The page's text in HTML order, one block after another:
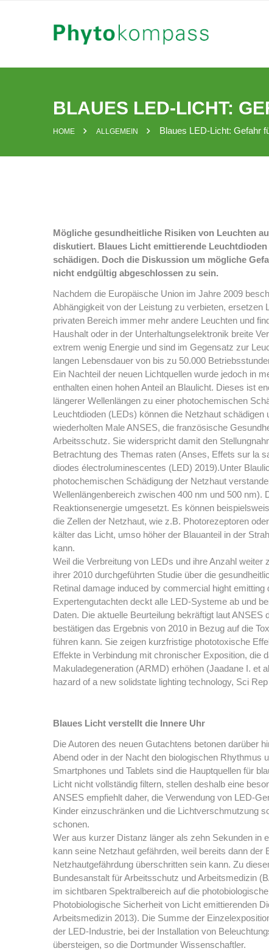
BLAUES LED-LICHT:
HOME ALLGEMEIN Blaues LED-Licht: Gefahr
Mögliche gesundheitliche Risiken von Leuchten
diskutiert. Blaues Licht emittierende
schädigen. Doch die Diskussion um mögliche
nicht endgültig abgeschlossen zu sein.
Nachdem die Europäische Union im Jahre 2009
Abhängigkeit von der Leistung zu verbieten,
privaten Bereich immer mehr andere Leuchten und
Haushalt oder in der Unterhaltungselektronik breite
extrem wenig Energie und sind im Gegensatz zur
langen Lebensdauer von bis zu 50.000
Ein Nachteil der neuen Lichtquellen wurde jedoch in
enthalten einen hohen Anteil an Blaulicht. Dieses ist
längerer Wellenlängen zu einer photochemischen
Leuchtdioden (LEDs) können die Netzhaut
wiederholten Male ANSES, die französische
Arbeitsschutz. Sie widerspricht damit den
Betrachtung des Themas raten (Anses, Effets sur la
diodes électroluminescentes (LED) 2019).Unter
photochemischen Schädigung der Netzhaut
Wellenlängenbereich zwischen 400 nm und 500
Reaktionsenergie umgesetzt. Es können
die Zellen der Netzhaut, wie z.B. Photorezeptoren
kälter das Licht, umso höher der Blauanteil in der
kann.
Weil die Verbreitung von LEDs und ihre Anzahl
ihrer 2010 durchgeführten Studie über die
Retinal damage induced by commercial hight
Expertengutachten deckt alle LED-Systeme ab und
Daten. Die aktuelle Beurteilung bekräftigt laut
bestätigen das Ergebnis von 2010 in Bezug auf die
führen kann. Sie zeigen kurzfristige phototoxische
Effekte in Verbindung mit chronischer Exposition, die
Makuladegeneration (ARMD) erhöhen (Jaadane I. et
hazard of a new solidstate lighting technology, Sci
Blaues Licht verstellt die Innere Uhr
Die Autoren des neuen Gutachtens betonen darüber
Abend oder in der Nacht den biologischen Rhythmus
Smartphones und Tablets sind die Hauptquellen für
Licht nicht vollständig filtern, stellen deshalb eine
ANSES empfiehlt daher, die Verwendung von LED-
Kinder einzuschränken und die Lichtverschmutzung
schonen.
Wer aus kurzer Distanz länger als zehn Sekunden in
kann seine Netzhaut gefährden, weil bereits dann
Netzhautgefährdung überschritten sein kann. Zu
Bundesanstalt für Arbeitsschutz und Arbeitsmedizin
im sichtbaren Spektralbereich auf die
Photobiologische Sicherheit von Licht emittierenden
Arbeitsmedizin 2013). Die Summe der
der LED-Industrie, bei der Installation von
übersteigen, so die Dortmunder Wissenschaftler.